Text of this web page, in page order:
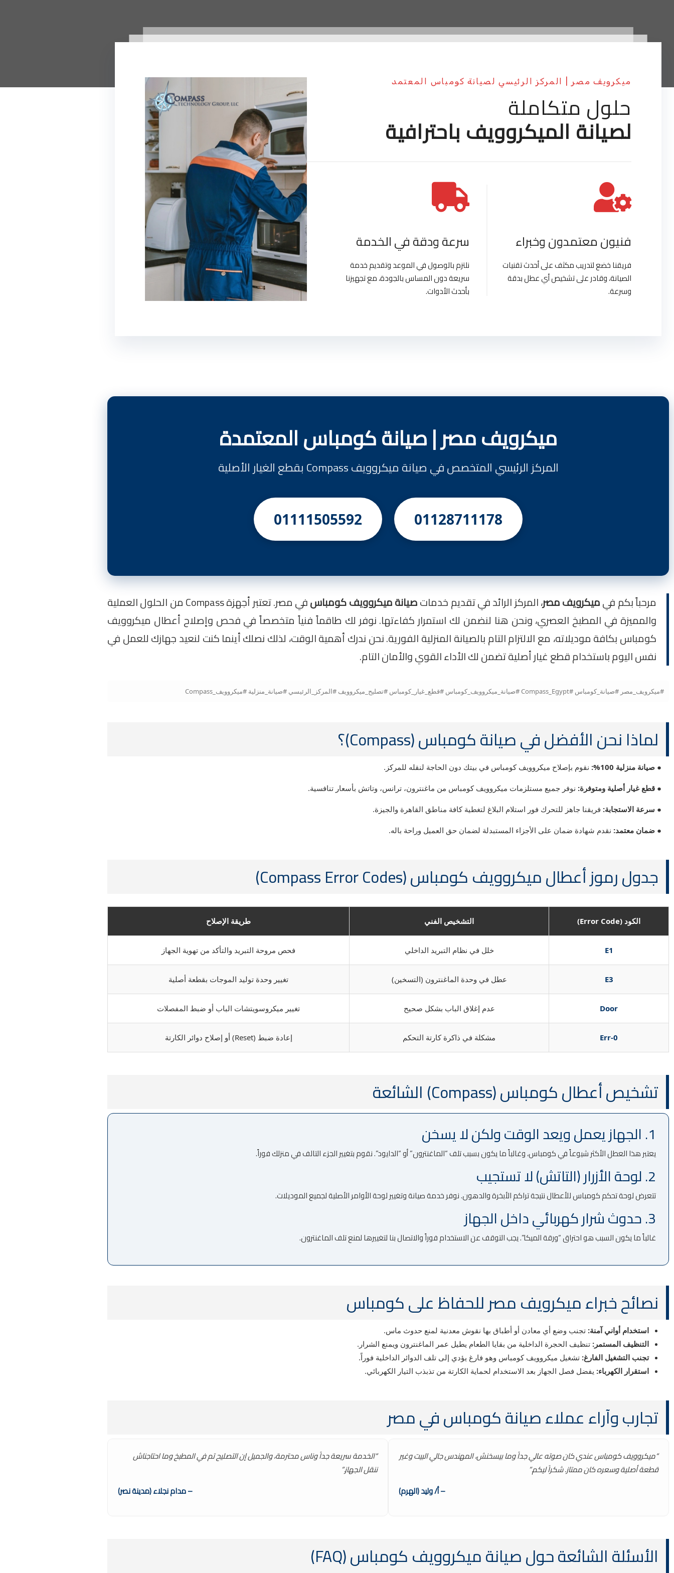
ميكرويف مصر | المركز الرئيسي لصيانة كومباس المعتمد
حلول متكاملة
لصيانة الميكروويف باحترافية
فنيون معتمدون وخبراء
فريقنا خضع لتدريب مكثف على أحدث تقنيات
الصيانة، وقادر على تشخيص أي عطل بدقة
وسرعة.
سرعة ودقة في الخدمة
نلتزم بالوصول في الموعد وتقديم خدمة
سريعة دون المساس بالجودة، مع تجهيزنا
بأحدث الأدوات.
ميكرويف مصر | صيانة كومباس المعتمدة
المركز الرئيسي المتخصص في صيانة ميكروويف Compass بقطع الغيار الأصلية
01128711178
01111505592
مرحباً بكم فيميكرويف مصر، المركز الرائد في تقديم خدماتصيانة ميكروويف كومباس
في مصر. تعتبر أجهزة Compass من الحلول العملية
والمميزة في المطبخ العصري، ونحن هنا لنضمن لك استمرار كفاءتها. نوفر لك طاقماً فنياً متخصصاً في فحص وإصلاح أعطال ميكروويف
كومباس بكافة موديلاته، مع الالتزام التام بالصيانة المنزلية الفورية. نحن ندرك أهمية الوقت، لذلك نصلك أينما كنت لنعيد جهازك للعمل في
نفس اليوم باستخدام قطع غيار أصلية تضمن لك الأداء القوي والأمان التام.
#ميكرويف_مصر #صيانة_كومباس #Compass_Egypt #صيانة_ميكروويف_كومباس #قطع_غيار_كومباس #تصليح_ميكروويف #المركز_الرئيسي #صيانة_منزلية #ميكروويف_Compass
لماذا نحن الأفضل في صيانة كومباس (Compass)؟
● صيانة منزلية 100%: نقوم بإصلاح ميكروويف كومباس في بيتك دون الحاجة لنقله للمركز.
● قطع غيار أصلية ومتوفرة: نوفر جميع مستلزمات ميكروويف كومباس من ماغنترون، ترانس، وتاتش بأسعار تنافسية.
● سرعة الاستجابة: فريقنا جاهز للتحرك فور استلام البلاغ لتغطية كافة مناطق القاهرة والجيزة.
● ضمان معتمد: نقدم شهادة ضمان على الأجزاء المستبدلة لضمان حق العميل وراحة باله.
جدول رموز أعطال ميكروويف كومباس (Compass Error Codes)
الكود (Error Code) التشخيص الفني طريقة الإصلاح
E1 خلل في نظام التبريد الداخلي فحص مروحة التبريد والتأكد من تهوية الجهاز
E3 عطل في وحدة الماغنترون (التسخين) تغيير وحدة توليد الموجات بقطعة أصلية
Door عدم إغلاق الباب بشكل صحيح تغيير ميكروسويتشات الباب أو ضبط المفصلات
Err-0 مشكلة في ذاكرة كارتة التحكم إعادة ضبط (Reset) أو إصلاح دوائر الكارتة
تشخيص أعطال كومباس (Compass) الشائعة
1. الجهاز يعمل ويعد الوقت ولكن لا يسخن
يعتبر هذا العطل الأكثر شيوعاً في كومباس، وغالباً ما يكون بسبب تلف “الماغنترون” أو “الدايود”. نقوم بتغيير الجزء التالف في منزلك فوراً.
2. لوحة الأزرار (التاتش) لا تستجيب
تتعرض لوحة تحكم كومباس للأعطال نتيجة تراكم الأبخرة والدهون. نوفر خدمة صيانة وتغيير لوحة الأوامر الأصلية لجميع الموديلات.
3. حدوث شرار كهربائي داخل الجهاز
غالباً ما يكون السبب هو احتراق “ورقة الميكا”. يجب التوقف عن الاستخدام فوراً والاتصال بنا لتغييرها لمنع تلف الماغنترون.
نصائح خبراء ميكرويف مصر للحفاظ على كومباس
استخدام أواني آمنة: تجنب وضع أي معادن أو أطباق بها نقوش معدنية لمنع حدوث ماس.
التنظيف المستمر: تنظيف الحجرة الداخلية من بقايا الطعام يطيل عمر الماغنترون ويمنع الشرار.
تجنب التشغيل الفارغ: تشغيل ميكروويف كومباس وهو فارغ يؤدي إلى تلف الدوائر الداخلية فوراً.
استقرار الكهرباء: يفضل فصل الجهاز بعد الاستخدام لحماية الكارتة من تذبذب التيار الكهربائي.
تجارب وآراء عملاء صيانة كومباس في مصر
“ميكروويف كومباس عندي كان صوته عالي جداً وما بيسخنش، المهندس جالي البيت وغير
قطعة أصلية وسعره كان ممتاز. شكراً ليكم.”
– أ/ وليد (الهرم)
“الخدمة سريعة جداً وناس محترمة، والجميل إن التصليح تم في المطبخ وما احتاجناش
ننقل الجهاز.”
– مدام نجلاء (مدينة نصر)
الأسئلة الشائعة حول صيانة ميكروويف كومباس (FAQ)